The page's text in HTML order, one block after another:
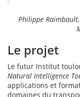
Philippe
Le projet
Le futur Institut
Natural Intelligence
applications et
domaines du